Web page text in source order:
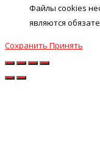
Файлы cookies
являются
Сохранить Принять